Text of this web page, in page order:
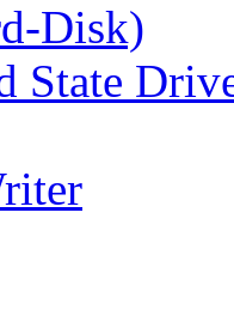
Disk)
State